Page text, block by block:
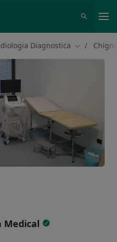
Diagnostica Cambia città
Medical